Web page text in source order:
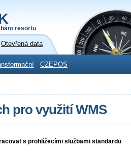
resortu
Otevřená data
CZEPOS
pro využití WMS
s prohlížecími službami standardu